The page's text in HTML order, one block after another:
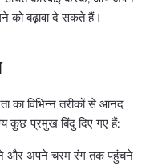
को बढ़ावा दे सकते हैं।
का विभिन्न तरीकों से आनंद
कुछ प्रमुख बिंदु दिए गए हैं:
और अपने चरम रंग तक पहुंचने